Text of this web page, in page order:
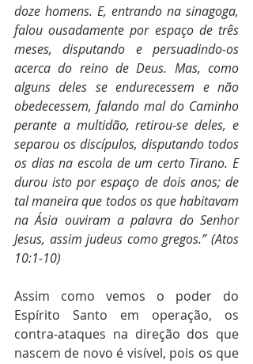
doze homens. E, entrando na sinagoga,
falou ousadamente por espaço de três
meses, disputando e persuadindo-os
acerca do reino de Deus. Mas, como
alguns deles se endurecessem e não
obedecessem, falando mal do Caminho
perante a multidão, retirou-se deles, e
separou os discípulos, disputando todos
os dias na escola de um certo Tirano. E
durou isto por espaço de dois anos; de
tal maneira que todos os que habitavam
na Ásia ouviram a palavra do Senhor
Jesus, assim judeus como gregos.” (Atos
10:1-10)
Assim como vemos o poder do
Espírito Santo em operação, os
contra-ataques na direção dos que
nascem de novo é visível, pois os que